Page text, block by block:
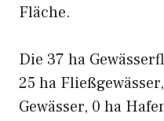
Fläche.
Die 37 ha
25 ha
Gewässer, 0 ha